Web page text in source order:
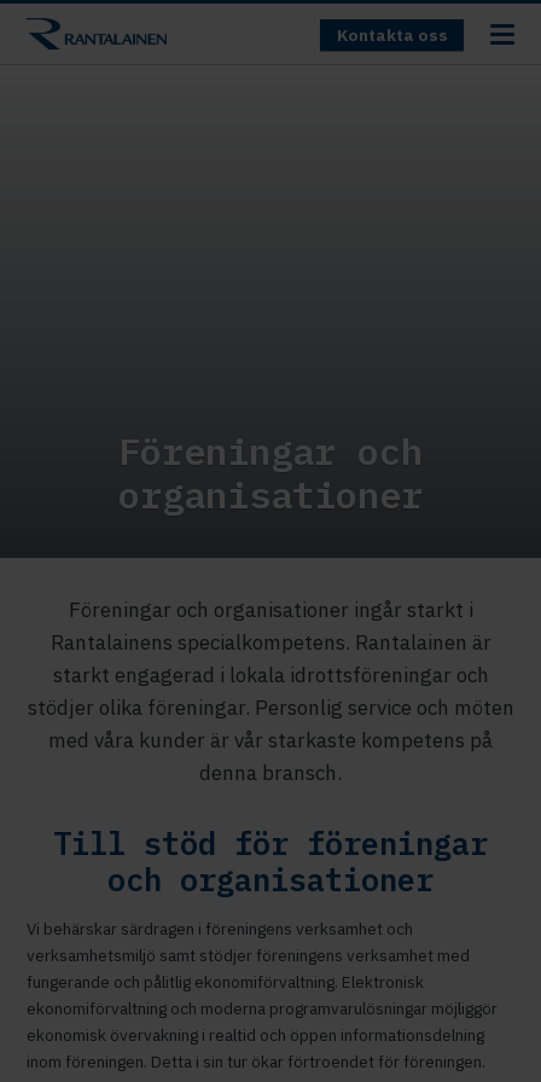
Kontakta oss
Föreningar och
organisationer
Föreningar och organisationer ingår starkt i
Rantalainens specialkompetens. Rantalainen är
starkt engagerad i lokala idrottsföreningar och
stödjer olika föreningar. Personlig service och möten
med våra kunder är vår starkaste kompetens på
denna bransch.
Till stöd för föreningar
och organisationer
Vi behärskar särdragen i föreningens verksamhet och
verksamhetsmiljö samt stödjer föreningens verksamhet med
fungerande och pålitlig ekonomiförvaltning. Elektronisk
ekonomiförvaltning och moderna programvarulösningar möjliggör
ekonomisk övervakning i realtid och öppen informationsdelning
inom föreningen. Detta i sin tur ökar förtroendet för föreningen.